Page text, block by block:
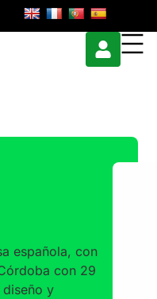
española, con
con 29
diseño y